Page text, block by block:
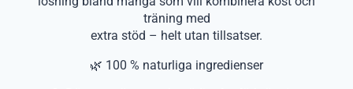
träning med
extra stöd – helt utan tillsatser.
🌿 100 % naturliga ingredienser